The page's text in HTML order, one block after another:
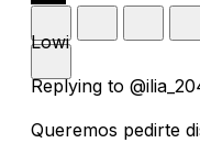
Lowi
Replying to
Queremos pedirte